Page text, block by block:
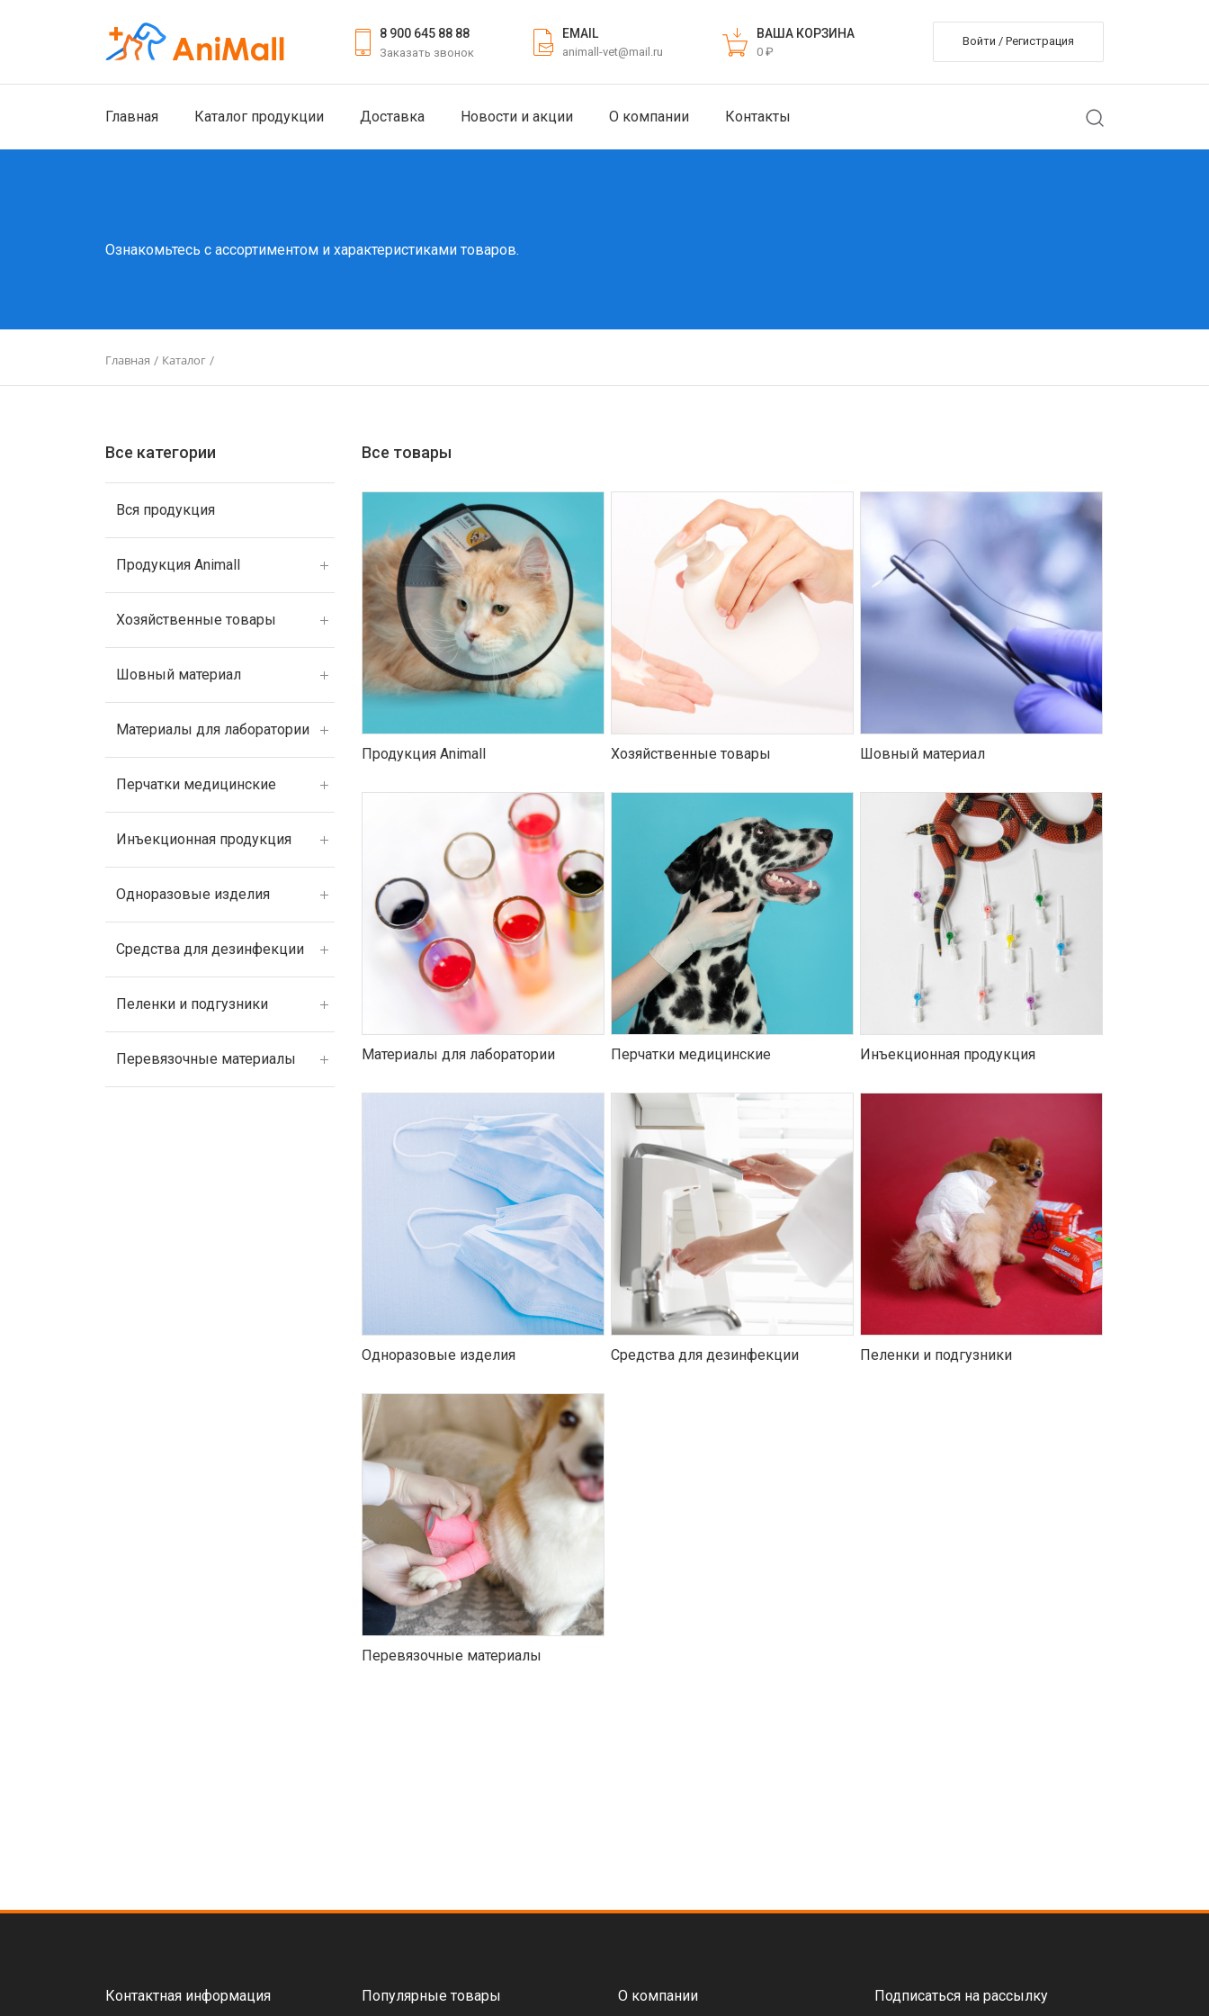
8 900 645 88 88
Заказать звонок
EMAIL
animall-vet@mail.ru
ВАША КОРЗИНА
0 ₽
Войти / Регистрация
Главная Каталог продукции Доставка Новости и акции О компании Контакты
Ознакомьтесь с ассортиментом и характеристиками товаров.
Главная / Каталог /
Все категории
Вся продукция
Продукция Animall
Хозяйственные товары
Шовный материал
Материалы для лаборатории
Перчатки медицинские
Инъекционная продукция
Одноразовые изделия
Средства для дезинфекции
Пеленки и подгузники
Перевязочные материалы
Все товары
Продукция Animall Хозяйственные товары Шовный материал
Материалы для лаборатории Перчатки медицинские Инъекционная продукция
Одноразовые изделия Средства для дезинфекции Пеленки и подгузники
Перевязочные материалы
Контактная информация Популярные товары О компании Подписаться на рассылку